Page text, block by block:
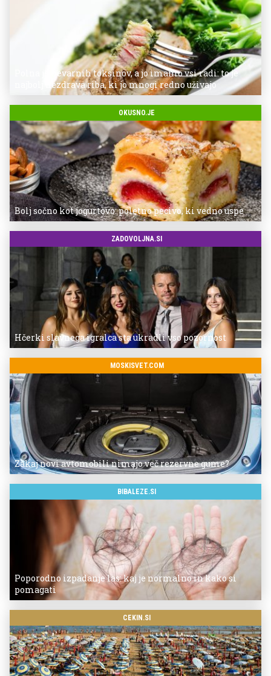
Polna je nevarnih toksinov, a jo imamo vsi radi: to je
najbolj nezdrava riba, ki jo mnogi redno uživajo
OKUSNO.JE
Bolj sočno kot jogurtovo: poletno pecivo, ki vedno uspe
ZADOVOLJNA.SI
Hčerki slavnega igralca sta ukradli vso pozornost
MOSKISVET.COM
Zakaj novi avtomobili nimajo več rezervne gume?
BIBALEZE.SI
Poporodno izpadanje las: kaj je normalno in kako si
pomagati
CEKIN.SI